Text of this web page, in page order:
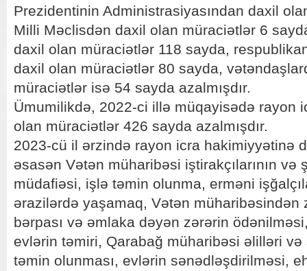
Prezidentinin Administrasiyasından daxil
Milli Məclisdən daxil olan müraciətlər 6
daxil olan müraciətlər 118 sayda,
daxil olan müraciətlər 80 sayda,
müraciətlər isə 54 sayda azalmışdır.
Ümumilikdə, 2022-ci illə müqayisədə rayon
olan müraciətlər 426 sayda azalmışdır.
2023-cü il ərzində rayon icra hakimiyyətinə
əsasən Vətən müharibəsi iştirakçılarının
müdafiəsi, işlə təmin olunma, erməni
ərazilərdə yaşamaq, Vətən müharibəsindən
bərpası və əmlaka dəyən zərərin
evlərin təmiri, Qarabağ müharibəsi əlilləri
təmin olunması, evlərin sənədləşdirilməsi,